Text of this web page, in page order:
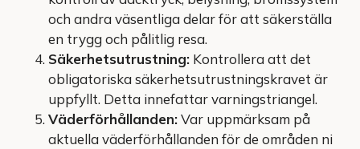
och andra väsentliga delar för att säkerställa
en trygg och pålitlig resa.
Säkerhetsutrustning: Kontrollera att det
obligatoriska säkerhetsutrustningskravet är
uppfyllt. Detta innefattar varningstriangel.
Väderförhållanden:Var uppmärksam på
aktuella väderförhållanden för de områden ni